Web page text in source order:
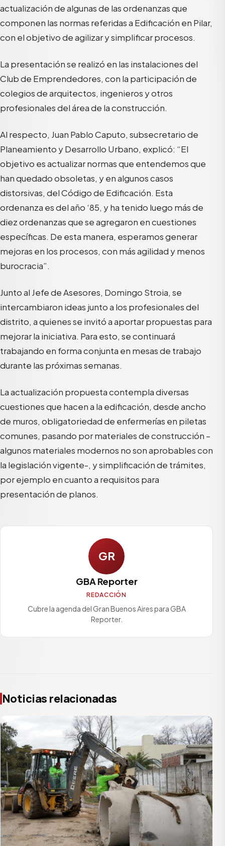
actualización de algunas de las ordenanzas que
componen las normas referidas a Edificación en Pilar,
con el objetivo de agilizar y simplificar procesos.
La presentación se realizó en las instalaciones del
Club de Emprendedores, con la participación de
colegios de arquitectos, ingenieros y otros
profesionales del área de la construcción.
Al respecto, Juan Pablo Caputo, subsecretario de
Planeamiento y Desarrollo Urbano, explicó: “El
objetivo es actualizar normas que entendemos que
han quedado obsoletas, y en algunos casos
distorsivas, del Código de Edificación. Esta
ordenanza es del año ‘85, y ha tenido luego más de
diez ordenanzas que se agregaron en cuestiones
específicas. De esta manera, esperamos generar
mejoras en los procesos, con más agilidad y menos
burocracia”.
Junto al Jefe de Asesores, Domingo Stroia, se
intercambiaron ideas junto a los profesionales del
distrito, a quienes se invitó a aportar propuestas para
mejorar la iniciativa. Para esto, se continuará
trabajando en forma conjunta en mesas de trabajo
durante las próximas semanas.
La actualización propuesta contempla diversas
cuestiones que hacen a la edificación, desde ancho
de muros, obligatoriedad de enfermerías en piletas
comunes, pasando por materiales de construcción –
algunos materiales modernos no son aprobables con
la legislación vigente-, y simplificación de trámites,
por ejemplo en cuanto a requisitos para
presentación de planos.
GR
GBA Reporter
REDACCIÓN
Cubre la agenda del Gran Buenos Aires para GBA
Reporter.
Noticias relacionadas